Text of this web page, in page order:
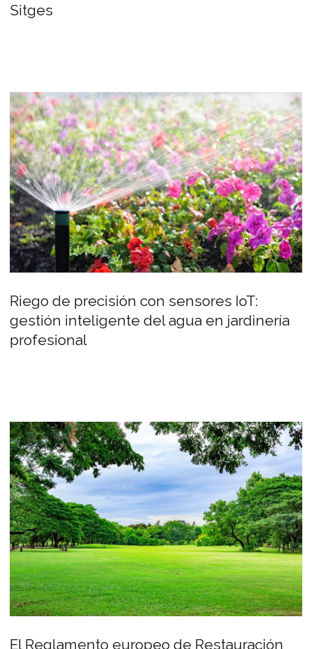
Sitges
Riego de precisión con sensores IoT:
gestión inteligente del agua en jardinería
profesional
El Reglamento europeo de Restauración